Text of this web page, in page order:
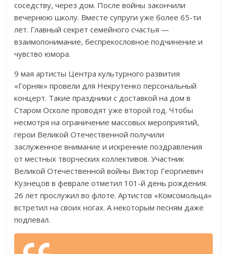
соседству, через дом. После войны закончили
вечернюю школу. Вместе супруги уже более 65-ти
лет. Главный секрет семейного счастья —
взаимопонимание, беспрекословное подчинение и
чувство юмора.
9 мая артисты Центра культурного развития
«Горняк» провели для Некрутенко персональный
концерт. Такие праздники с доставкой на дом в
Старом Осколе проводят уже второй год. Чтобы
несмотря на ограничение массовых мероприятий,
герои Великой Отечественной получили
заслуженное внимание и искренние поздравления
от местных творческих коллективов. Участник
Великой Отечественной войны Виктор Георгиевич
Кузнецов в феврале отметил 101-й день рождения.
26 лет прослужил во флоте. Артистов «Комсомольца»
встретил на своих ногах. А некоторым песням даже
подпевал.